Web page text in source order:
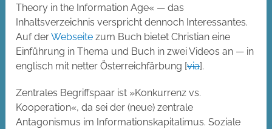
Theory in the Information Age« — das
Inhaltsverzeichnis verspricht dennoch Interessantes.
Auf derWebseite zum Buch bietet Christian eine
Einführung in Thema und Buch in zwei Videos an — in
englisch mit netter Österreichfärbung [via].
Zentrales Begriffspaar ist »Konkurrenz vs.
Kooperation«, da sei der (neue) zentrale
Antagonismus im Informationskapitalimus. Soziale